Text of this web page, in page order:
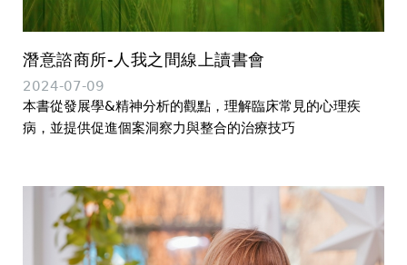
潛意諮商所-人我之間線上讀書會
2024-07-09
本書從發展學&精神分析的觀點，理解臨床常見的心理疾
病，並提供促進個案洞察力與整合的治療技巧